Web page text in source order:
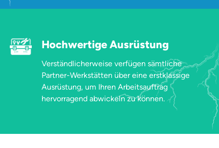
Hochwertige Ausrüstung
Verständlicherweise verfügen sämtliche
Partner-Werkstätten über eine erstklassige
Ausrüstung, um Ihren Arbeitsauftrag
hervorragend abwickeln zu können.